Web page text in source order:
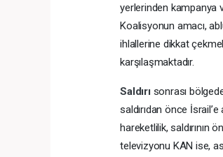
yerlerinden kampanya
Koalisyonun amacı,
ihlallerine dikkat
karşılaşmaktadır.
Saldırı sonrası
saldırıdan önce
hareketlilik, saldırının
televizyonu KAN ise,